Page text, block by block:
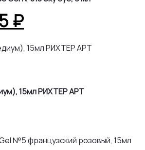
₽.
₽Текущая
цена:
15мл РИХТЕР АРТ